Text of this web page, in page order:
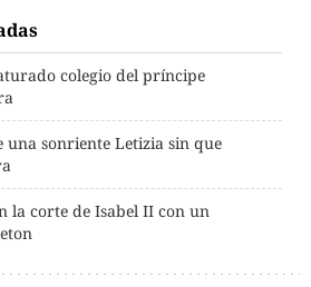
colegio del príncipe
una sonriente Letizia sin que
la corte de Isabel II con un